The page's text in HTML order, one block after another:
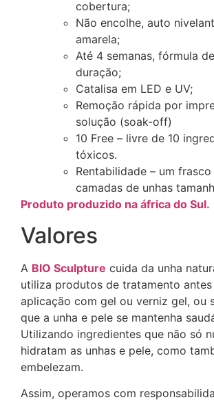
cobertura;
Não encolhe, auto
amarela;
Até 4 semanas, fórmula
duração;
Catalisa em LED e UV;
Remoção rápida por
solução (soak-off)
10 Free – livre de 10
tóxicos.
Rentabilidade – um
camadas de unhas
Produto produzido na áfrica do Sul.
Valores
A BIO Sculpture cuida da unha
utiliza produtos de tratamento
aplicação com gel ou verniz gel, ou
que a unha e pele se mantenha
Utilizando ingredientes que não só
hidratam as unhas e pele, como
embelezam.
Assim, operamos com